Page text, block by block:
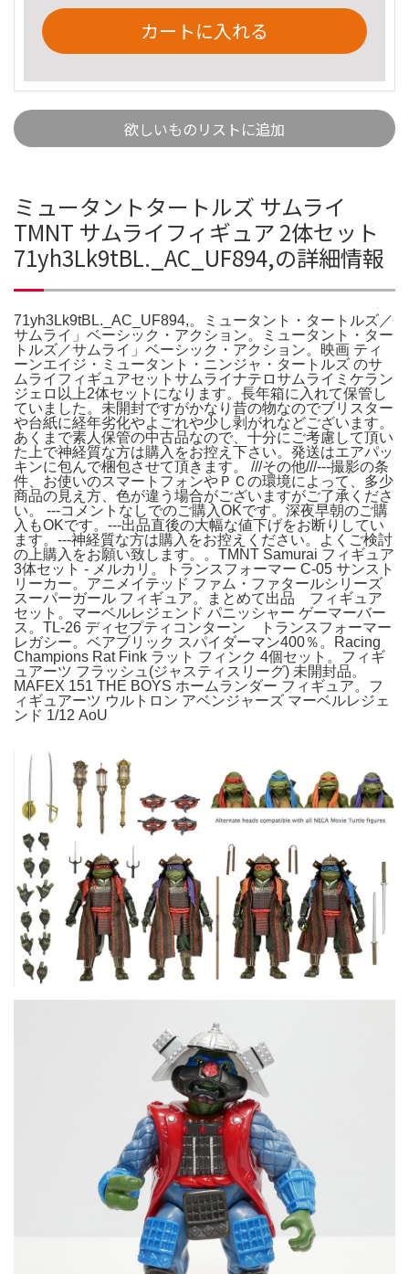
カートに入れる
欲しいものリストに追加
ミュータントタートルズ サムライ
TMNT サムライフィギュア 2体セット
71yh3Lk9tBL._AC_UF894,の詳細情報
71yh3Lk9tBL._AC_UF894,。ミュータント・タートルズ／
サムライ」ベーシック・アクション。ミュータント・ター
トルズ／サムライ」ベーシック・アクション。映画 ティ
ーンエイジ・ミュータント・ニンジャ・タートルズ のサ
ムライフィギュアセットサムライナテロサムライミケラン
ジェロ以上2体セットになります。長年箱に入れて保管し
ていました。未開封ですがかなり昔の物なのでブリスター
や台紙に経年劣化やよごれや少し剥がれなどございます。
あくまで素人保管の中古品なので、十分にご考慮して頂い
た上で神経質な方は購入をお控え下さい。発送はエアパッ
キンに包んで梱包させて頂きます。 ///その他///---撮影の条
件、お使いのスマートフォンやＰＣの環境によって、多少
商品の見え方、色が違う場合がございますがご了承くださ
い。 ---コメントなしでのご購入OKです。深夜早朝のご購
入もOKです。---出品直後の大幅な値下げをお断りしてい
ます。---神経質な方は購入をお控えください。よくご検討
の上購入をお願い致します。。TMNT Samurai フィギュア
3体セット - メルカリ。トランスフォーマー C-05 サンスト
リーカー。アニメイテッド ファム・ファタールシリーズ
スーパーガール フィギュア。まとめて出品 フィギュア
セット。マーベルレジェンド パニッシャー ゲーマーバー
ス。TL-26 ディセプティコンターン トランスフォーマー
レガシー。ベアブリック スパイダーマン400％。Racing
Champions Rat Fink ラット フィンク 4個セット。フィギ
ュアーツ フラッシュ(ジャスティスリーグ) 未開封品。
MAFEX 151 THE BOYS ホームランダー フィギュア。フ
ィギュアーツ ウルトロン アベンジャーズ マーベルレジェ
ンド 1/12 AoU